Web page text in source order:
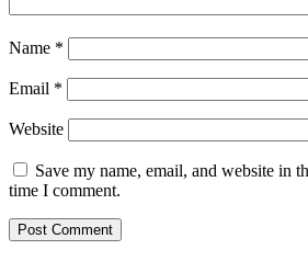
Name *
Email *
Website
Save my name, email, and website in
time I comment.